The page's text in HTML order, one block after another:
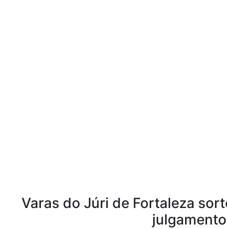
Varas do Júri de Fortaleza